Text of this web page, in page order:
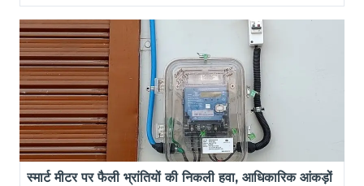
स्मार्ट मीटर पर फैली भ्रांतियों की निकली हवा, आधिकारिक आंकड़ों